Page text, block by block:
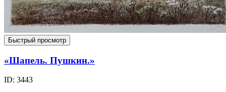
Быстрый просмотр
«Шапель. Пушкин.»
ID: 3443